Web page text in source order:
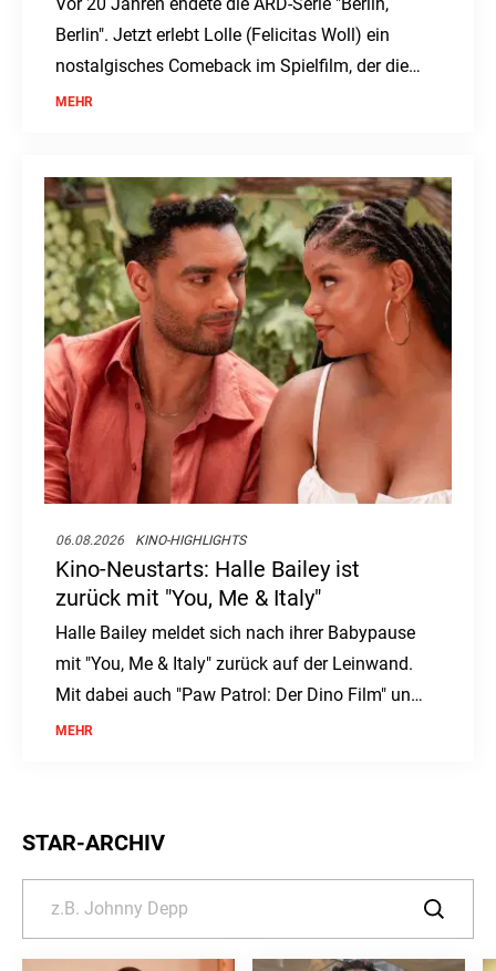
Vor 20 Jahren endete die ARD-Serie "Berlin,
Berlin". Jetzt erlebt Lolle (Felicitas Woll) ein
nostalgisches Comeback im Spielfilm, der die
Fans erneut in ihren Bann zieht.
MEHR
06.08.2026 KINO-HIGHLIGHTS
Kino-Neustarts: Halle Bailey ist
zurück mit "You, Me & Italy"
Halle Bailey meldet sich nach ihrer Babypause
mit "You, Me & Italy" zurück auf der Leinwand.
Mit dabei auch "Paw Patrol: Der Dino Film" und
"Nightborn". Ein Kinowochenende voller
MEHR
STAR-ARCHIV